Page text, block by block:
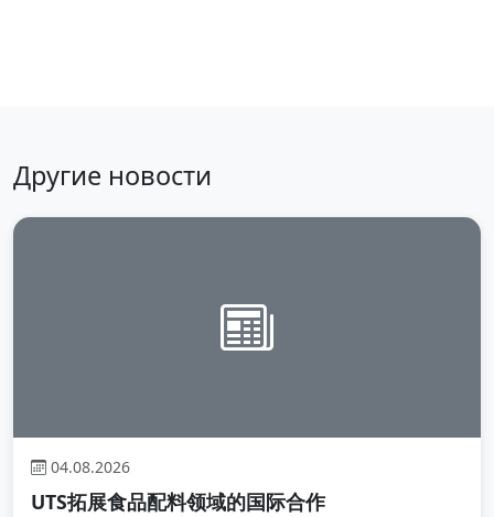
Другие новости
04.08.2026
UTS拓展食品配料领域的国际合作